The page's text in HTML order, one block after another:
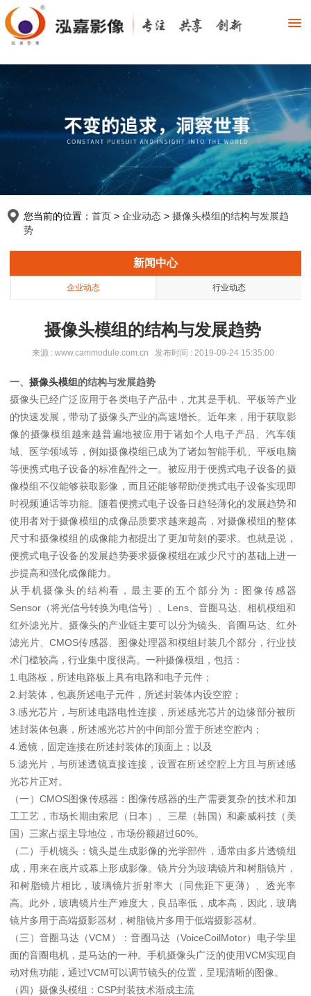
您当前的位置： 首页 > 企业动态 > 摄像头模组的结构与发展趋
势
新闻中心
企业动态 行业动态
摄像头模组的结构与发展趋势
来源 : www.cammodule.com.cn 发布时间 : 2019-09-24 15:35:00
一、 摄像头模组 的结构与发展趋势
摄像头已经广泛应用于各类电子产品中，尤其是手机、平板等产业
的快速发展，带动了摄像头产业的高速增长。 近年来，用于获取影
像的摄像模组越来越普遍地被应用于诸如个人电子产品、汽车领
域、医学领域等，例如摄像模组已成为了诸如智能手机、平板电脑
等便携式电子设备的标准配件之一。 被应用于便携式电子设备的摄
像模组不仅能够获取影像，而且还能够帮助便携式电子设备实现即
时视频通话等功能。
随着便携式电子设备日趋轻薄化的发展趋势和
使用者对于摄像模组的成像品质要求越来越高，对摄像模组的整体
尺寸和摄像模组的成像能力都提出了更加苛刻的要求。 也就是说，
便携式电子设备的发展趋势要求摄像模组在减少尺寸的基础上进一
步提高和强化成像能力。
从手机摄像头的结构看，最主要的五个部分为：
图像传感器
Sensor（将光信号转换为电信号）、Lens、音圈马达、相机模组和
红外滤光片。摄像头的产业链主要可以分为镜头、音圈马达、红外
滤光片、CMOS传感器、图像处理器和模组封装几个部分，行业技
术门槛较高，行业集中度很高。 一种摄像模组，包括：
1.电路板，所述电路板上具有电路和电子元件；
2.封装体，包裹所述电子元件，所述封装体内设空腔；
3.感光芯片，与所述电路电性连接，所述感光芯片的边缘部分被所
述封装体包裹，所述感光芯片的中间部分置于所述空腔内；
4.透镜，固定连接在所述封装体的顶面上； 以及
5.滤光片，与所述透镜直接连接，设置在所述空腔上方且与所述感
光芯片正对。
（一）CMOS图像传感器： 图像传感器的生产需要复杂的技术和加
工工艺，市场长期由索尼（日本）、三星（韩国）和豪威科技（美
国）三家占据主导地位，市场份额超过60%。
（二）手机镜头： 镜头是生成影像的光学部件，通常由多片透镜组
成，用来在底片或幕上形成影像。镜片分为玻璃镜片和树脂镜片，
和树脂镜片相比，玻璃镜片折射率大（同焦距下更薄）、透光率
高。 此外，玻璃镜片生产难度大，良品率低，成本高，因此，玻璃
镜片多用于高端摄影器材，树脂镜片多用于低端摄影器材。
（三）音圈马达（VCM）：音圈马达（VoiceCoilMotor）电子学里
面的音圈电机，是马达的一种。 手机摄像头广泛的使用VCM实现自
动对焦功能，通过VCM可以调节镜头的位置，呈现清晰的图像。
（四）摄像头模组： CSP封装技术渐成主流